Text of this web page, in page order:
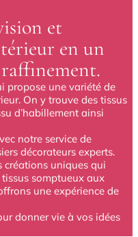
et
en un
propose une variété de
On y trouve des tissus
d’habillement ainsi
notre service de
décorateurs experts.
créations uniques qui
somptueux aux
une expérience de
donner vie à vos idées